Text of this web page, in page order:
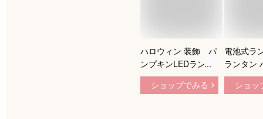
ハロウィン 装飾 パ
ンプキンLEDランタ
ン 3連 H46cm/動
画有ショップでみる
電池式ラ
ランタン
ス キャ
ショッ